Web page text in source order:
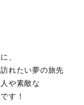
、
れたい夢の旅先
や素敵な
す！